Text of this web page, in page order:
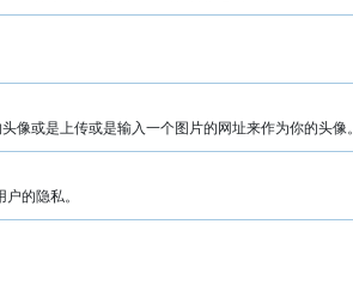
或是上传或是输入一个图片的网址来作为你的头像。
的隐私。